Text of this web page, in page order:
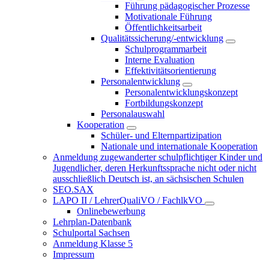
Führung pädagogischer Prozesse
Motivationale Führung
Öffentlichkeitsarbeit
Qualitätssicherung/-entwicklung
Schulprogrammarbeit
Interne Evaluation
Effektivitätsorientierung
Personalentwicklung
Personalentwicklungskonzept
Fortbildungskonzept
Personalauswahl
Kooperation
Schüler- und Elternpartizipation
Nationale und internationale Kooperation
Anmeldung zugewanderter schulpflichtiger Kinder und
Jugendlicher, deren Herkunftssprache nicht oder nicht
ausschließlich Deutsch ist, an sächsischen Schulen
SEO.SAX
LAPO II / LehrerQualiVO / FachlkVO
Onlinebewerbung
Lehrplan-Datenbank
Schulportal Sachsen
Anmeldung Klasse 5
Impressum